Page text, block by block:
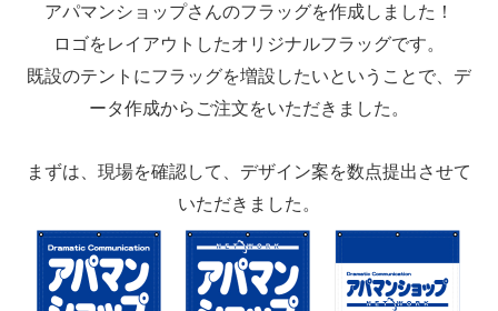
アパマンショップさんのフラッグを作成しました！
ロゴをレイアウトしたオリジナルフラッグです。
既設のテントにフラッグを増設したいということで、デ
ータ作成からご注文をいただきました。
まずは、現場を確認して、デザイン案を数点提出させて
いただきました。